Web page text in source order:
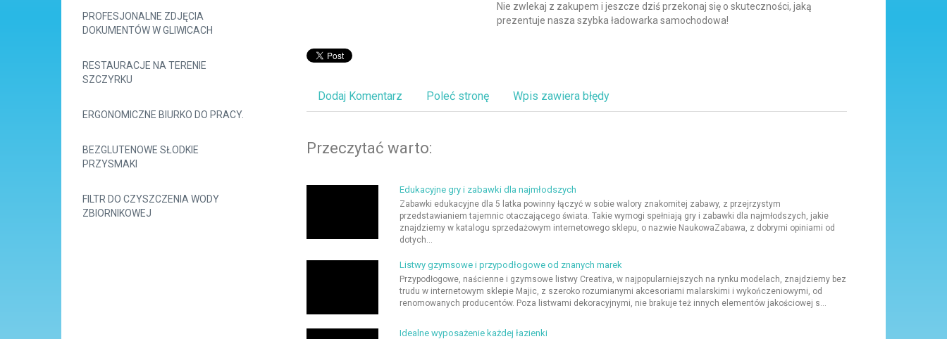
PROFESJONALNE ZDJĘCIA
DOKUMENTÓW W GLIWICACH
RESTAURACJE NA TERENIE
SZCZYRKU
ERGONOMICZNE BIURKO DO PRACY.
BEZGLUTENOWE SŁODKIE
PRZYSMAKI
FILTR DO CZYSZCZENIA WODY
ZBIORNIKOWEJ
Nie zwlekaj z zakupem i jeszcze dziś przekonaj się o skuteczności, jaką
prezentuje nasza szybka ładowarka samochodowa!
Dodaj Komentarz Poleć stronę Wpis zawiera błędy
Przeczytać warto:
Edukacyjne gry i zabawki dla najmłodszych
Zabawki edukacyjne dla 5 latka powinny łączyć w sobie walory znakomitej zabawy, z przejrzystym
przedstawianiem tajemnic otaczającego świata. Takie wymogi spełniają gry i zabawki dla najmłodszych, jakie
znajdziemy w katalogu sprzedażowym internetowego sklepu, o nazwie NaukowaZabawa, z dobrymi opiniami od
dotych...
Listwy gzymsowe i przypodłogowe od znanych marek
Przypodłogowe, naścienne i gzymsowe listwy Creativa, w najpopularniejszych na rynku modelach, znajdziemy bez
trudu w internetowym sklepie Majic, z szeroko rozumianymi akcesoriami malarskimi i wykończeniowymi, od
renomowanych producentów. Poza listwami dekoracyjnymi, nie brakuje też innych elementów jakościowej s...
Idealne wyposażenie każdej łazienki